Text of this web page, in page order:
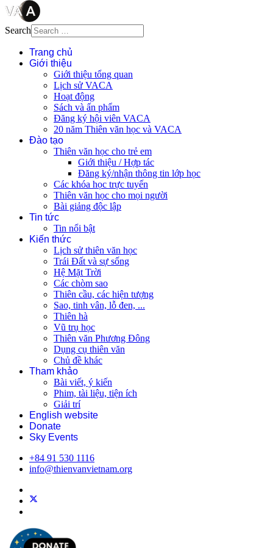
Search
Trang chủ
Giới thiệu
Giới thiệu tổng quan
Lịch sử VACA
Hoạt động
Sách và ấn phẩm
Đăng ký hội viên VACA
20 năm Thiên văn học và VACA
Đào tạo
Thiên văn học cho trẻ em
Giới thiệu / Hợp tác
Đăng ký/nhận thông tin lớp học
Các khóa học trực tuyến
Thiên văn học cho mọi người
Bài giảng độc lập
Tin tức
Tin nổi bật
Kiến thức
Lịch sử thiên văn học
Trái Đất và sự sống
Hệ Mặt Trời
Các chòm sao
Thiên cầu, các hiện tượng
Sao, tinh vân, lỗ đen, ...
Thiên hà
Vũ trụ học
Thiên văn Phương Đông
Dụng cụ thiên văn
Chủ đề khác
Tham khảo
Bài viết, ý kiến
Phim, tài liệu, tiện ích
Giải trí
English website
Donate
Sky Events
+84 91 530 1116
info@thienvanvietnam.org